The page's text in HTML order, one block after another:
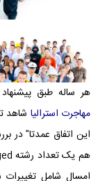
هر ساله طبق
مهاجرت استرالیا شاهد
این اتفاق عمدتا" در
هم یک تعداد رشته
امسال شامل